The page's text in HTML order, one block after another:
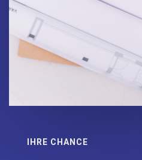
IHRE CHANCE